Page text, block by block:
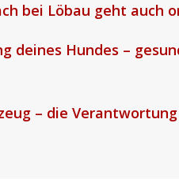
bei Löbau geht auch
deines Hundes –
– die